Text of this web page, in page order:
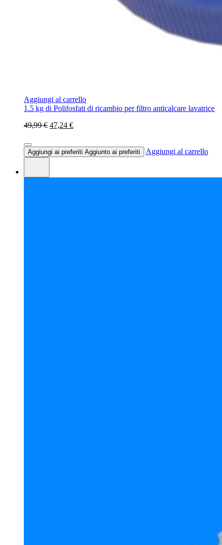
Aggiungi al carrello
1.5 kg di Polifosfati di ricambio per filtro anticalcare lavatrice
49,99 € 47,24 €
Aggiungi ai preferiti Aggiunto ai preferiti Aggiungi al carrello